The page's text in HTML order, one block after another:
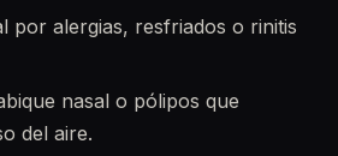
por alergias, resfriados o rinitis
nasal o pólipos que
del aire.